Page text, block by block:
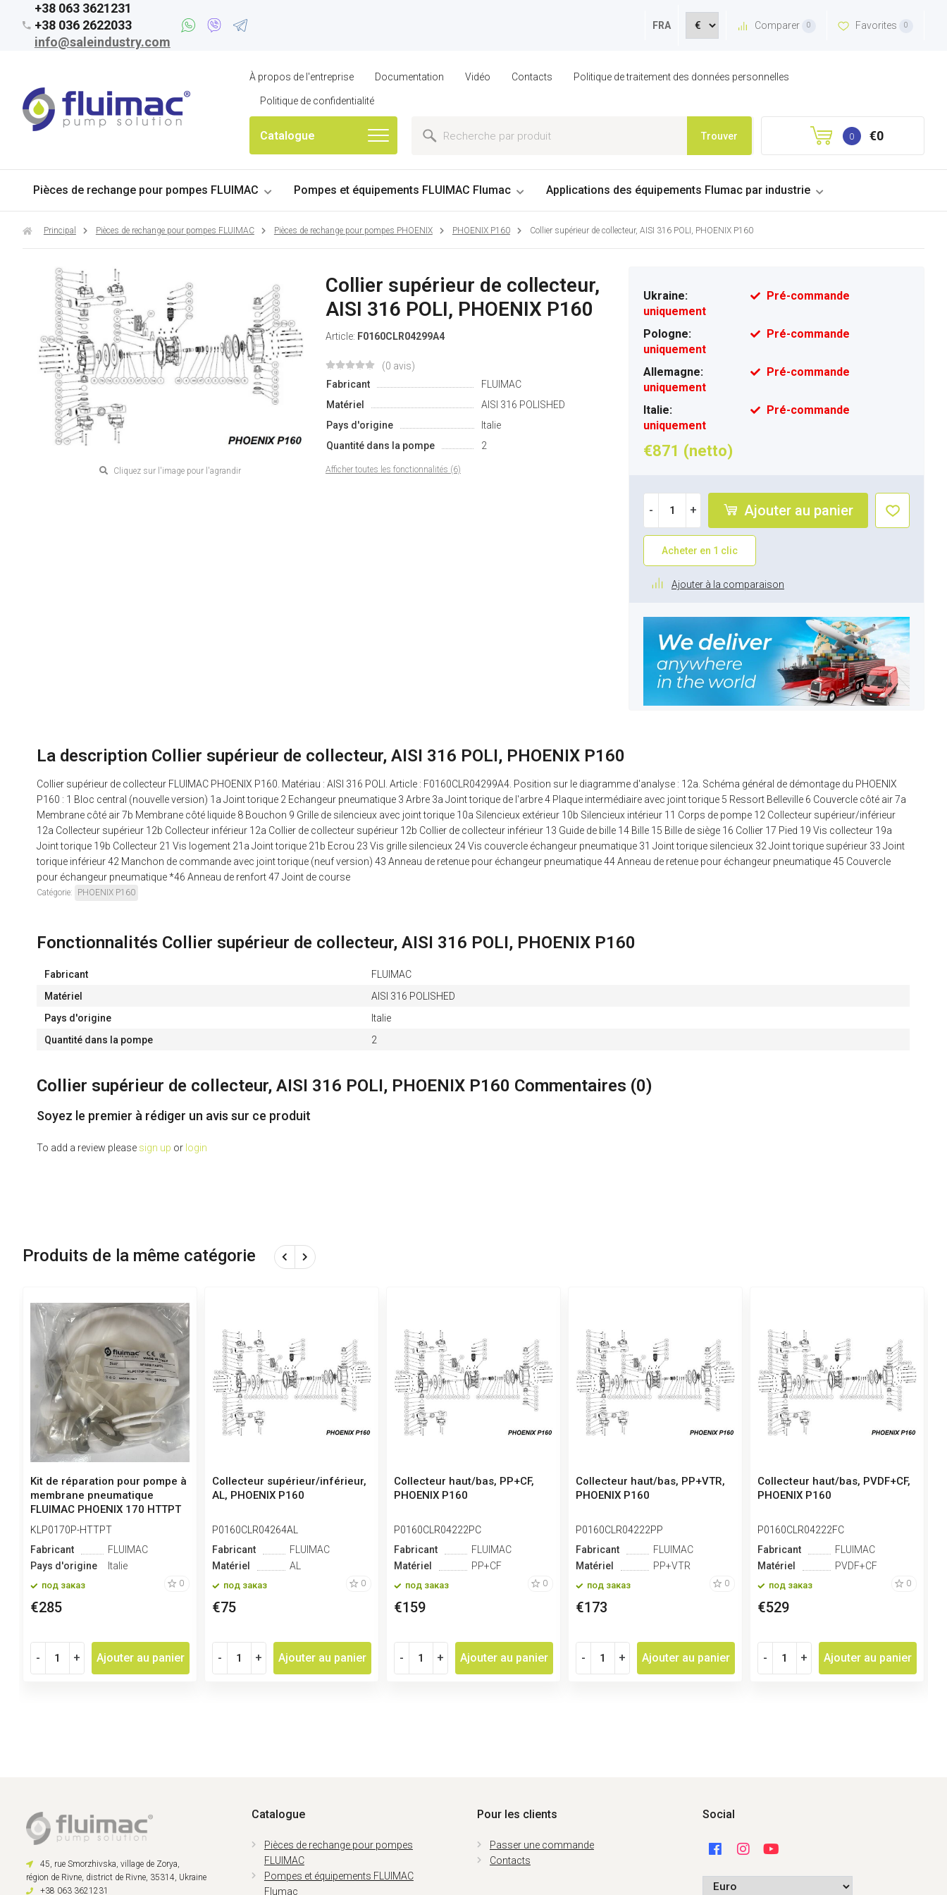
+38 063 3621231
+38 036 2622033
info@saleindustry.com
FRA Comparer 0 Favorites 0
À propos de l'entreprise Documentation Vidéo Contacts Politique de traitement des données personnelles
Politique de confidentialité
Catalogue Trouver 0 €0
Pièces de rechange pour pompes FLUIMAC Pompes et équipements FLUIMAC Flumac Applications des équipements Flumac par industrie
Principal Pièces de rechange pour pompes FLUIMAC Pièces de rechange pour pompes PHOENIX PHOENIX P160 Collier supérieur de collecteur, AISI 316 POLI, PHOENIX P160
Cliquez sur l'image pour l'agrandir
Collier supérieur de collecteur,
AISI 316 POLI, PHOENIX P160
Article: F0160CLR04299A4
(0 avis)
Fabricant
FLUIMAC
Matériel
AISI 316 POLISHED
Pays d'origine
Italie
Quantité dans la pompe
2
Afficher toutes les fonctionnalités (6)
Ukraine:
Pré-commande
uniquement
Pologne:
Pré-commande
uniquement
Allemagne:
Pré-commande
uniquement
Italie:
Pré-commande
uniquement
€871 (netto)
- + Ajouter au panier
Acheter en 1 clic
Ajouter à la comparaison
La description Collier supérieur de collecteur, AISI 316 POLI, PHOENIX P160
Collier supérieur de collecteur FLUIMAC PHOENIX P160. Matériau : AISI 316 POLI. Article : F0160CLR04299A4. Position sur le diagramme d'analyse : 12a. Schéma général de démontage du PHOENIX
P160 : 1 Bloc central (nouvelle version) 1a Joint torique 2 Echangeur pneumatique 3 Arbre 3a Joint torique de l'arbre 4 Plaque intermédiaire avec joint torique 5 Ressort Belleville 6 Couvercle côté air 7a
Membrane côté air 7b Membrane côté liquide 8 Bouchon 9 Grille de silencieux avec joint torique 10a Silencieux extérieur 10b Silencieux intérieur 11 Corps de pompe 12 Collecteur supérieur/inférieur
12a Collecteur supérieur 12b Collecteur inférieur 12a Collier de collecteur supérieur 12b Collier de collecteur inférieur 13 Guide de bille 14 Bille 15 Bille de siège 16 Collier 17 Pied 19 Vis collecteur 19a
Joint torique 19b Collecteur 21 Vis logement 21a Joint torique 21b Ecrou 23 Vis grille silencieux 24 Vis couvercle échangeur pneumatique 31 Joint torique silencieux 32 Joint torique supérieur 33 Joint
torique inférieur 42 Manchon de commande avec joint torique (neuf version) 43 Anneau de retenue pour échangeur pneumatique 44 Anneau de retenue pour échangeur pneumatique 45 Couvercle
pour échangeur pneumatique *46 Anneau de renfort 47 Joint de course
Catégorie: PHOENIX P160
Fonctionnalités Collier supérieur de collecteur, AISI 316 POLI, PHOENIX P160
Fabricant
FLUIMAC
Matériel
AISI 316 POLISHED
Pays d'origine
Italie
Quantité dans la pompe
2
Collier supérieur de collecteur, AISI 316 POLI, PHOENIX P160 Commentaires (0)
Soyez le premier à rédiger un avis sur ce produit
To add a review please sign up or login
Produits de la même catégorie
Kit de réparation pour pompe à
membrane pneumatique
FLUIMAC PHOENIX 170 HTTPT
KLP0170P-HTTPT
Fabricant
FLUIMAC
Pays d'origine
Italie
под заказ 0
€285
- + Ajouter au panier
Collecteur supérieur/inférieur,
AL, PHOENIX P160
P0160CLR04264AL
Fabricant
FLUIMAC
Matériel
AL
под заказ 0
€75
- + Ajouter au panier
Collecteur haut/bas, PP+CF,
PHOENIX P160
P0160CLR04222PC
Fabricant
FLUIMAC
Matériel
PP+CF
под заказ 0
€159
- + Ajouter au panier
Collecteur haut/bas, PP+VTR,
PHOENIX P160
P0160CLR04222PP
Fabricant
FLUIMAC
Matériel
PP+VTR
под заказ 0
€173
- + Ajouter au panier
Collecteur haut/bas, PVDF+CF,
PHOENIX P160
P0160CLR04222FC
Fabricant
FLUIMAC
Matériel
PVDF+CF
под заказ 0
€529
- + Ajouter au panier
45, rue Smorzhivska, village de Zorya,
région de Rivne, district de Rivne, 35314, Ukraine
+38 063 3621231
Catalogue
Pièces de rechange pour pompes
FLUIMAC
Pompes et équipements FLUIMAC
Flumac
Pour les clients
Passer une commande
Contacts
Social